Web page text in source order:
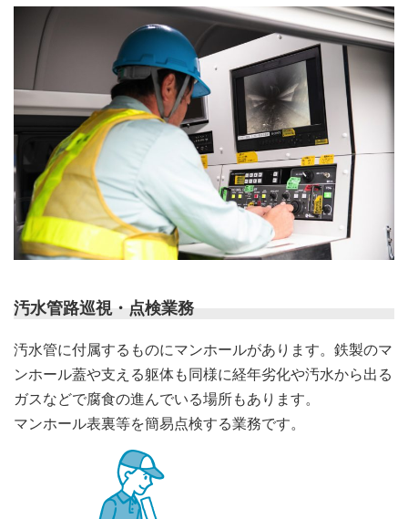
汚水管路巡視・点検業務
汚水管に付属するものにマンホールがあります。鉄製のマ
ンホール蓋や支える躯体も同様に経年劣化や汚水から出る
ガスなどで腐食の進んでいる場所もあります。
マンホール表裏等を簡易点検する業務です。